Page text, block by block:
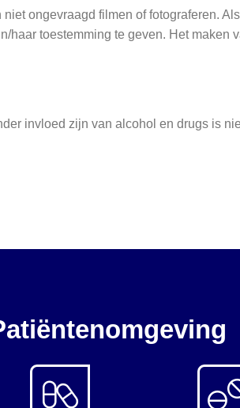
ongevraagd filmen of fotograferen.
toestemming te geven. Het
invloed zijn van alcohol en drugs is